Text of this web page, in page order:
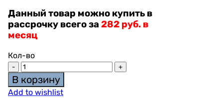
Данный товар можно купить в
рассрочку всего за 282 руб. в
месяц
Кол-во
В корзину
Add to wishlist